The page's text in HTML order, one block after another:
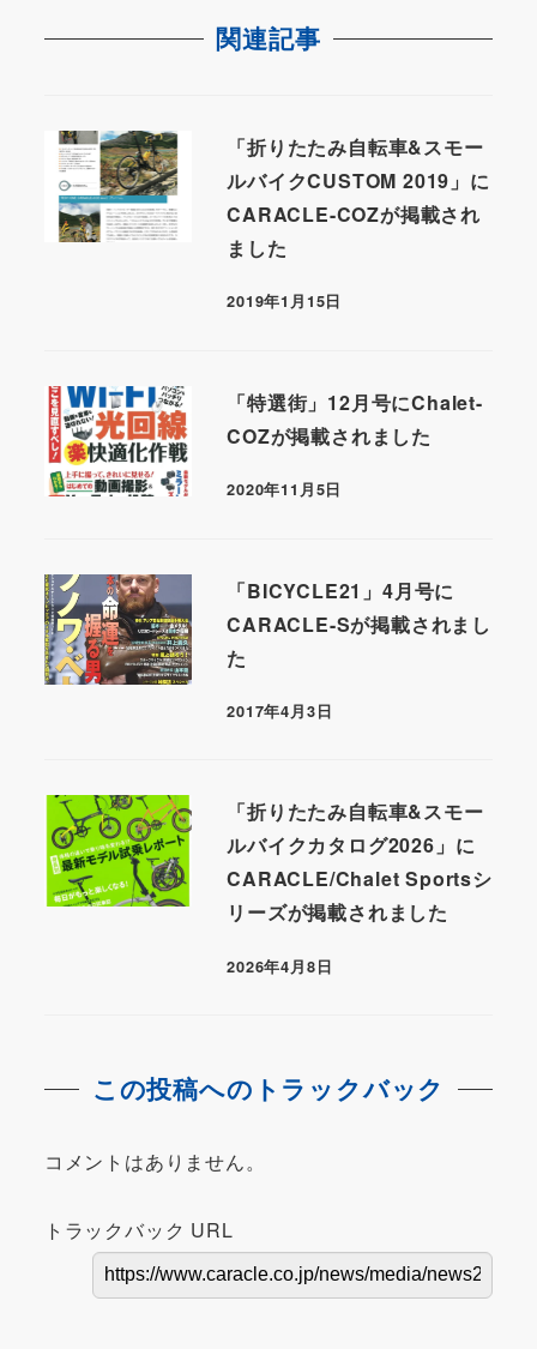
関連記事
「折りたたみ自転車&スモー
ルバイクCUSTOM 2019」に
CARACLE-COZが掲載され
ました
2019年1月15日
「特選街」12月号にChalet-
COZが掲載されました
2020年11月5日
「BICYCLE21」4月号に
CARACLE-Sが掲載されまし
た
2017年4月3日
「折りたたみ自転車&スモー
ルバイクカタログ2026」に
CARACLE/Chalet Sportsシ
リーズが掲載されました
2026年4月8日
この投稿へのトラックバック
コメントはありません。
トラックバック URL